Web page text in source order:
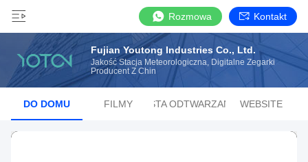
Rozmowa Kontakt
Fujian Youtong Industries Co., Ltd.
Jakość Stacja Meteorologiczna, Digitalne Zegarki
Producent Z Chin
DO DOMU FILMY LISTA ODTWARZANIA WEBSITE